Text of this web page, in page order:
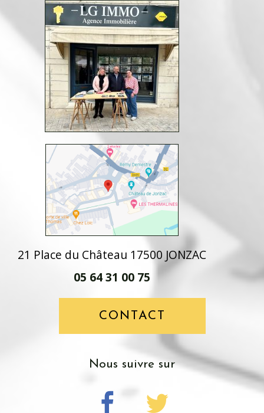
21 Place du Château 17500 JONZAC
05 64 31 00 75
CONTACT
nous suivre sur